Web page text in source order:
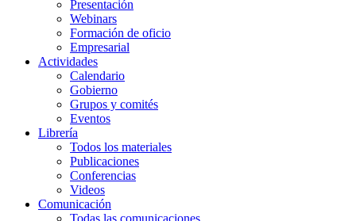
Presentación
Webinars
Formación de oficio
Empresarial
Actividades
Calendario
Gobierno
Grupos y comités
Eventos
Librería
Todos los materiales
Publicaciones
Conferencias
Videos
Comunicación
Todas las comunicaciones